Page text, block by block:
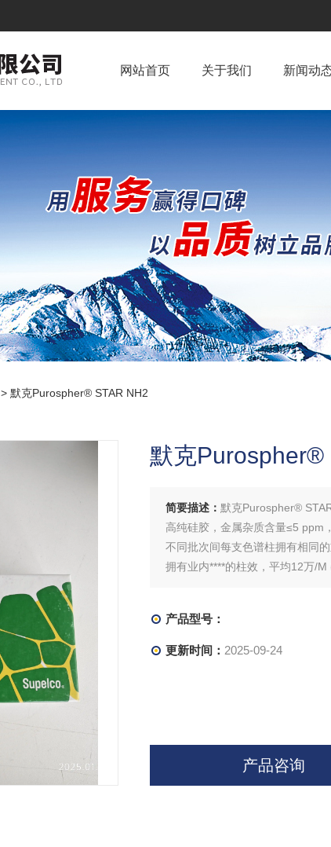
网站首页 关于我们 新闻动
> 默克Purospher® STAR NH2
默克Purospher®
简要描述： 默克Purospher®
高纯硅胶，金属杂质含量≤5 ppm
不同批次间每支色谱柱拥有相同
拥有业内****的柱效，平均12万/
产品型号：
更新时间： 2025-09-24
产品咨询